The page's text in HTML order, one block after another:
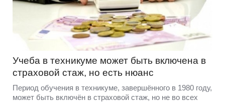
Учеба в техникуме может быть включена в
страховой стаж, но есть нюанс
Период обучения в техникуме, завершённого в 1980 году,
может быть включён в страховой стаж, но не во всех